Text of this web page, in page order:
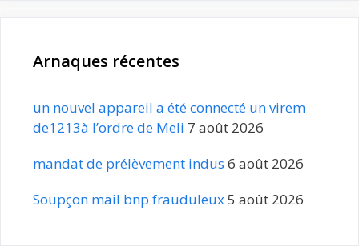
Arnaques récentes
un nouvel appareil a été connecté un virem
de1213à l’ordre de Meli 7 août 2026
mandat de prélèvement indus 6 août 2026
Soupçon mail bnp frauduleux5 août 2026